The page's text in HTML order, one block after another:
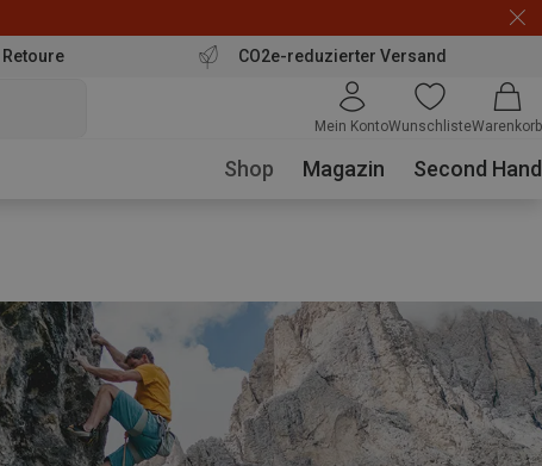
CO2e-reduzierter Versand
Mein KontoWunschlisteWarenkorb
Shop Magazin Second Hand